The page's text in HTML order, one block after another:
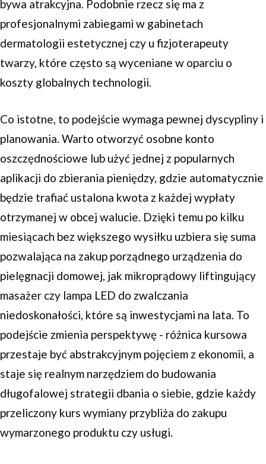
bywa atrakcyjna. Podobnie rzecz się ma z
profesjonalnymi zabiegami w gabinetach
dermatologii estetycznej czy u fizjoterapeuty
twarzy, które często są wyceniane w oparciu o
koszty globalnych technologii.
Co istotne, to podejście wymaga pewnej dyscypliny i
planowania. Warto otworzyć osobne konto
oszczędnościowe lub użyć jednej z popularnych
aplikacji do zbierania pieniędzy, gdzie automatycznie
będzie trafiać ustalona kwota z każdej wypłaty
otrzymanej w obcej walucie. Dzięki temu po kilku
miesiącach bez większego wysiłku uzbiera się suma
pozwalająca na zakup porządnego urządzenia do
pielęgnacji domowej, jak mikroprądowy liftingujący
masażer czy lampa LED do zwalczania
niedoskonałości, które są inwestycjami na lata. To
podejście zmienia perspektywę - różnica kursowa
przestaje być abstrakcyjnym pojęciem z ekonomii, a
staje się realnym narzędziem do budowania
długofalowej strategii dbania o siebie, gdzie każdy
przeliczony kurs wymiany przybliża do zakupu
wymarzonego produktu czy usługi.